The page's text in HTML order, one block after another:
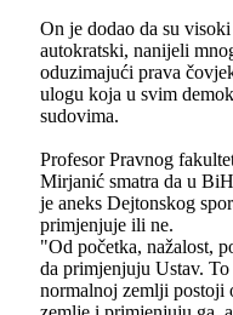
On je dodao da su
autokratski, nanijeli
oduzimajući prava
ulogu koja u svim
sudovima.
Profesor Pravnog
Mirjanić smatra da u
je aneks Dejtonskog
primjenjuje ili ne.
"Od početka, nažalost,
da primjenjuju Ustav.
normalnoj zemlji postoji